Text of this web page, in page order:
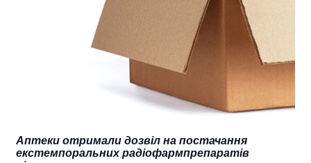
Аптеки отримали дозвіл на постачання
екстемпоральних радіофармпрепаратів